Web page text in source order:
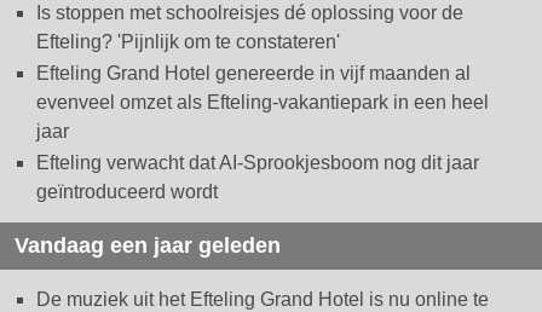
Is stoppen met schoolreisjes dé oplossing voor de
Efteling? 'Pijnlijk om te constateren'
Efteling Grand Hotel genereerde in vijf maanden al
evenveel omzet als Efteling-vakantiepark in een heel
jaar
Efteling verwacht dat AI-Sprookjesboom nog dit jaar
geïntroduceerd wordt
Vandaag een jaar geleden
De muziek uit het Efteling Grand Hotel is nu online te